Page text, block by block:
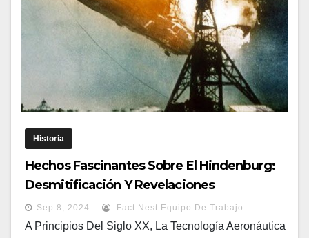
Historia
Hechos Fascinantes Sobre El Hindenburg:
Desmitificación Y Revelaciones
Sorprendentes
Sep 8, 2024 Fact Nest Equipo De Trabajo
A Principios Del Siglo XX, La Tecnología Aeronáutica